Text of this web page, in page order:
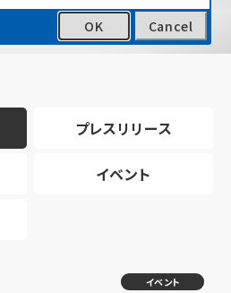
プレスリリース
イベント
イベント
OK Cancel